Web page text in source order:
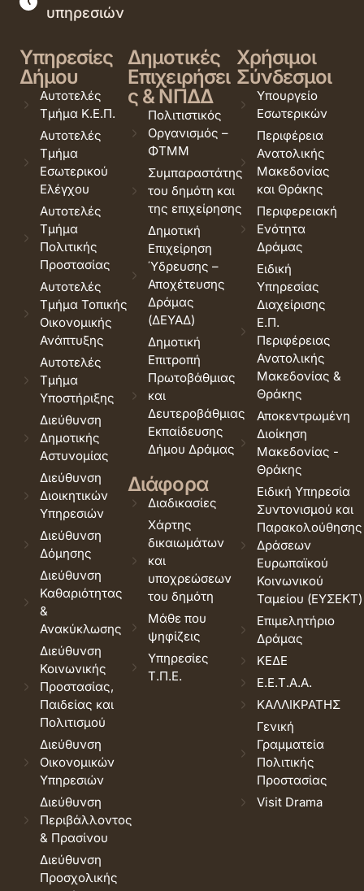
υπηρεσιών
Υπηρεσίες
Δήμου
Αυτοτελές
Τμήμα Κ.Ε.Π.
Αυτοτελές
Τμήμα
Εσωτερικού
Ελέγχου
Αυτοτελές
Τμήμα
Πολιτικής
Προστασίας
Αυτοτελές
Τμήμα Τοπικής
Οικονομικής
Ανάπτυξης
Αυτοτελές
Τμήμα
Υποστήριξης
Διεύθυνση
Δημοτικής
Αστυνομίας
Διεύθυνση
Διοικητικών
Υπηρεσιών
Διεύθυνση
Δόμησης
Διεύθυνση
Καθαριότητας
&
Ανακύκλωσης
Διεύθυνση
Κοινωνικής
Προστασίας,
Παιδείας και
Πολιτισμού
Διεύθυνση
Οικονομικών
Υπηρεσιών
Διεύθυνση
Περιβάλλοντος
& Πρασίνου
Διεύθυνση
Προσχολικής
Δημοτικές
Επιχειρήσει
ς & ΝΠΔΔ
Πολιτιστικός
Οργανισμός –
ΦΤΜΜ
Συμπαραστάτης
του δημότη και
της επιχείρησης
Δημοτική
Επιχείρηση
Ύδρευσης –
Αποχέτευσης
Δράμας
(ΔΕΥΑΔ)
Δημοτική
Επιτροπή
Πρωτοβάθμιας
και
Δευτεροβάθμιας
Εκπαίδευσης
Δήμου Δράμας
Διάφορα
Διαδικασίες
Χάρτης
δικαιωμάτων
και
υποχρεώσεων
του δημότη
Μάθε που
ψηφίζεις
Υπηρεσίες
Τ.Π.Ε.
Χρήσιμοι
Σύνδεσμοι
Υπουργείο
Εσωτερικών
Περιφέρεια
Ανατολικής
Μακεδονίας
και Θράκης
Περιφερειακή
Ενότητα
Δράμας
Ειδική
Υπηρεσίας
Διαχείρισης
Ε.Π.
Περιφέρειας
Ανατολικής
Μακεδονίας &
Θράκης
Αποκεντρωμένη
Διοίκηση
Μακεδονίας -
Θράκης
Ειδική Υπηρεσία
Συντονισμού και
Παρακολούθησης
Δράσεων
Ευρωπαϊκού
Κοινωνικού
Ταμείου (ΕΥΣΕΚΤ)
Επιμελητήριο
Δράμας
ΚΕΔΕ
Ε.Ε.Τ.Α.Α.
ΚΑΛΛΙΚΡΑΤΗΣ
Γενική
Γραμματεία
Πολιτικής
Προστασίας
Visit Drama